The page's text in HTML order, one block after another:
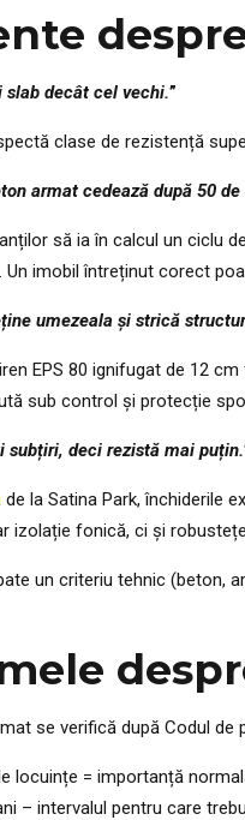
decât cel vechi.”
clase de rezistență
armat cedează după 50 de
să ia în calcul un ciclu
imobil întreținut corect
umezeala și strică
EPS 80 ignifugat de 12
sub control și protecție
subțiri, deci rezistă mai puțin.
de la Satina Park, închiderile
izolație fonică, ci și robustețe.
un criteriu tehnic (beton,
se verifică după Codul
locuințe = importanță
– intervalul pentru care